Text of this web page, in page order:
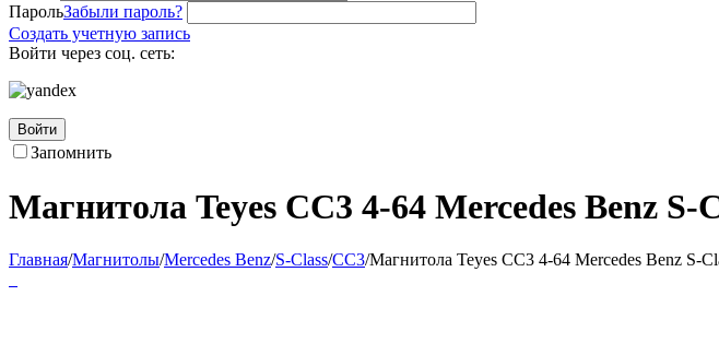
ПарольЗабыли пароль?
Создать учетную запись
Войти через соц. сеть:
Войти
Запомнить
Магнитола Teyes CC3 4-64 Mercedes Benz
Главная/Магнитолы/Mercedes Benz/S-Class/CC3/Магнитола Teyes CC3 4-64 Mercedes Benz S-